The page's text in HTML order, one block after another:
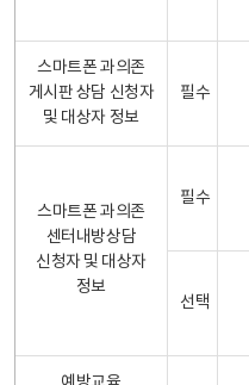
스마트폰 과의존
게시판 상담 신청자
및 대상자 정보
필수
스마트폰 과의존
센터내방상담
신청자 및 대상자
정보
필수
선택